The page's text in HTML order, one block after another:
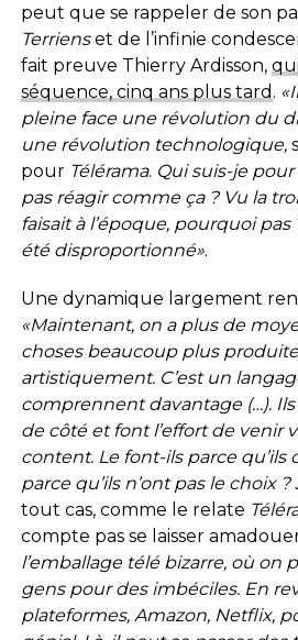
peut que se rappeler de son
Terrienset de l’infinie
fait preuve Thierry Ardisson,
séquence, cinq ans plus tard .
pleine face une révolution du
une révolution technologique,
pour Télérama. Qui suis-je pour
pas réagir comme ça ? Vu la
faisait à l’époque, pourquoi pas
été disproportionné».
Une dynamique largement
«Maintenant, on a plus de
choses beaucoup plus
artistiquement. C’est un
comprennent davantage (…).
de côté et font l’effort de venir
content. Le font-ils parce qu’ils
parce qu’ils n’ont pas le choix ?
tout cas, comme le relate
compte pas se laisser
l’emballage télé bizarre, où on
gens pour des imbéciles. En
plateformes, Amazon, Netflix,